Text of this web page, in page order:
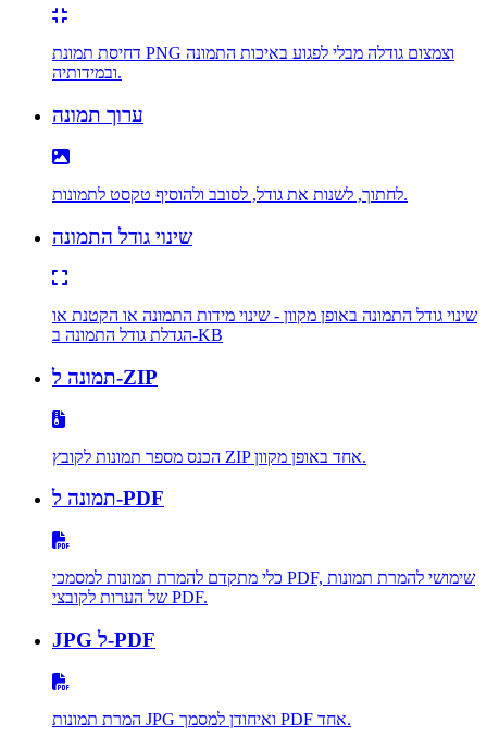
דחיסת תמונת PNG וצמצום גודלה מבלי לפגוע באיכות התמונה
ובמידותיה.
ערוך תמונה
לחתוך, לשנות את גודל, לסובב ולהוסיף טקסט לתמונות.
שינוי גודל התמונה
שינוי גודל התמונה באופן מקוון - שינוי מידות התמונה או הקטנת או
הגדלת גודל התמונה ב-KB
תמונה ל-ZIP
הכנס מספר תמונות לקובץ ZIP אחד באופן מקוון.
תמונה ל-PDF
כלי מתקדם להמרת תמונות למסמכי PDF, שימושי להמרת תמונות
של הערות לקובצי PDF.
JPG ל-PDF
המרת תמונות JPG ואיחודן למסמך PDF אחד.